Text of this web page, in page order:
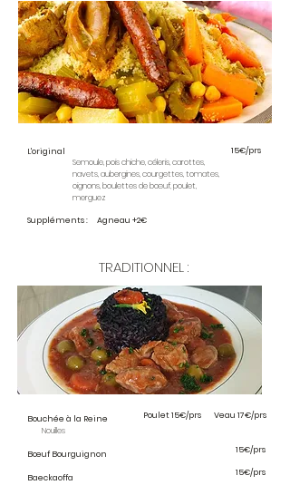
L'original
Suppléments :
Semoule, pois chiche, céleris, carottes,
navets, aubergines, courgettes, tomates,
oignons, boulettes de bœuf, poulet,
merguez
Agneau +2€
15€/prs
TRADITIONNEL :
Bouchée à la Reine
Nouilles
Bœuf Bourguignon
Baeckaoffa
Poulet 15€/prs Veau 17€/prs
15€/prs
15€/prs